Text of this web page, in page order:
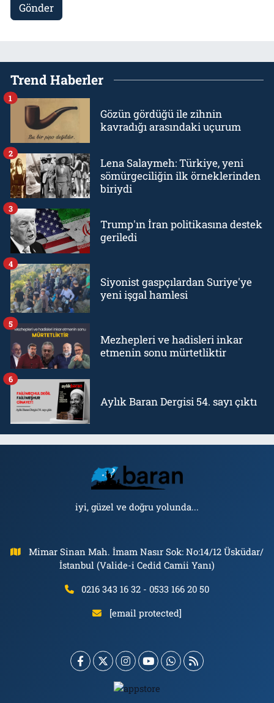
Gönder
Trend Haberler
Gözün gördüğü ile zihnin
kavradığı arasındaki uçurum
1
Lena Salaymeh: Türkiye, yeni
sömürgeciliğin ilk örneklerinden
biriydi
2
Trump'ın İran politikasına destek
geriledi
3
Siyonist gaspçılardan Suriye'ye
yeni işgal hamlesi
4
Mezhepleri ve hadisleri inkar
etmenin sonu mürtetliktir
5
Aylık Baran Dergisi 54. sayı çıktı
6
iyi, güzel ve doğru yolunda...
Mimar Sinan Mah. İmam Nasır Sok: No:14/12 Üsküdar/
İstanbul (Valide-i Cedid Camii Yanı)
0216 343 16 32 - 0533 166 20 50
[email protected]